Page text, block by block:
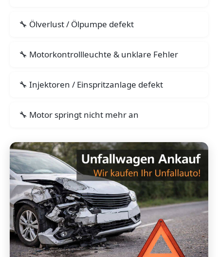
Ölverlust / Ölpumpe defekt
Motorkontrollleuchte & unklare Fehler
Injektoren / Einspritzanlage defekt
Motor springt nicht mehr an